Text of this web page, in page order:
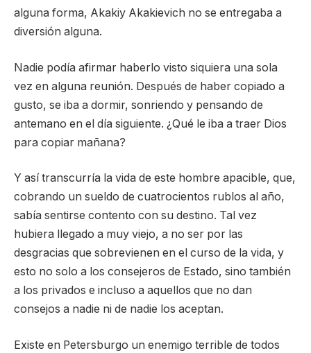
alguna forma, Akakiy Akakievich no se entregaba a
diversión alguna.
Nadie podía afirmar haberlo visto siquiera una sola
vez en alguna reunión. Después de haber copiado a
gusto, se iba a dormir, sonriendo y pensando de
antemano en el día siguiente. ¿Qué le iba a traer Dios
para copiar mañana?
Y así transcurría la vida de este hombre apacible, que,
cobrando un sueldo de cuatrocientos rublos al año,
sabía sentirse contento con su destino. Tal vez
hubiera llegado a muy viejo, a no ser por las
desgracias que sobrevienen en el curso de la vida, y
esto no solo a los consejeros de Estado, sino también
a los privados e incluso a aquellos que no dan
consejos a nadie ni de nadie los aceptan.
Existe en Petersburgo un enemigo terrible de todos